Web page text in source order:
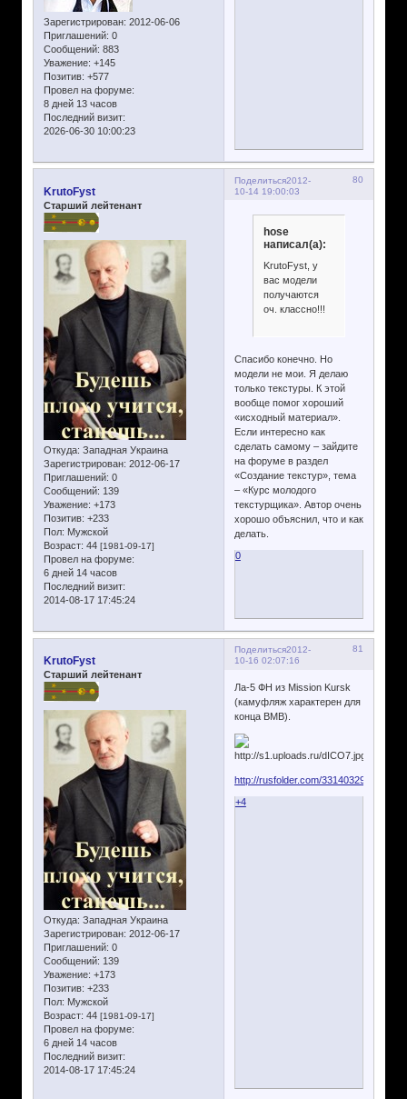
Зарегистрирован: 2012-06-06
Приглашений: 0
Сообщений: 883
Уважение: +145
Позитив: +577
Провел на форуме:
8 дней 13 часов
Последний визит:
2026-06-30 10:00:23
Поделиться 80
2012-
10-14 19:00:03
KrutoFyst
Старший лейтенант
Откуда: Западная Украина
Зарегистрирован: 2012-06-17
Приглашений: 0
Сообщений: 139
Уважение: +173
Позитив: +233
Пол: Мужской
Возраст: 44 [1981-09-17]
Провел на форуме:
6 дней 14 часов
Последний визит:
2014-08-17 17:45:24
hose
написал(а):
KrutoFyst, у
вас модели
получаются
оч. классно!!!
Спасибо конечно. Но
модели не мои. Я делаю
только текстуры. К этой
вообще помог хороший
«исходный материал».
Если интересно как
сделать самому – зайдите
на форуме в раздел
«Создание текстур», тема
– «Курс молодого
текстурщика». Автор очень
хорошо объяснил, что и как
делать.
0
Поделиться 81
2012-
10-16 02:07:16
KrutoFyst
Старший лейтенант
Откуда: Западная Украина
Зарегистрирован: 2012-06-17
Приглашений: 0
Сообщений: 139
Уважение: +173
Позитив: +233
Пол: Мужской
Возраст: 44 [1981-09-17]
Провел на форуме:
6 дней 14 часов
Последний визит:
2014-08-17 17:45:24
Ла-5 ФН из Mission Kursk
(камуфляж характерен для
конца ВМВ).
http://rusfolder.com/33140329
+4